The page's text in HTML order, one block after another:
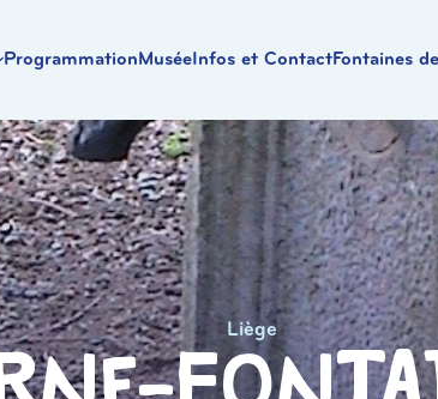
ProgrammationMuséeInfos et ContactFontaines
Liège